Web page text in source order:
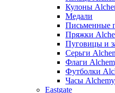
Кулоны
Медали
Письменные
Пряжки
Пуговицы и
Серьги
Флаги
Футболки
Часы Alchemy
Eastgate